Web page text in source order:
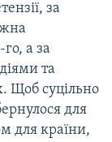
за
а за
та
Щоб суцільно
для
для країни,